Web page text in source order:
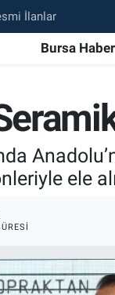
İlanlar
Bursa Haber
ele